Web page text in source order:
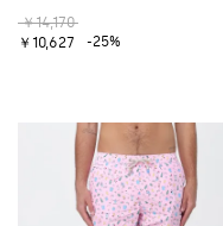
￥14,170
￥10,627
-25%